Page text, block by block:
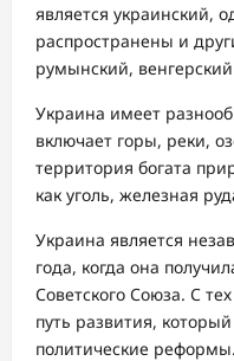
является украинский,
распространены и
румынский,
Украина имеет
включает горы, реки,
территория богата
как уголь, железная
Украина является
года, когда она
Советского Союза. С
путь развития,
политические реформы.